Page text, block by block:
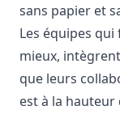
sans papier et
Les équipes
mieux,
que leurs
est à la